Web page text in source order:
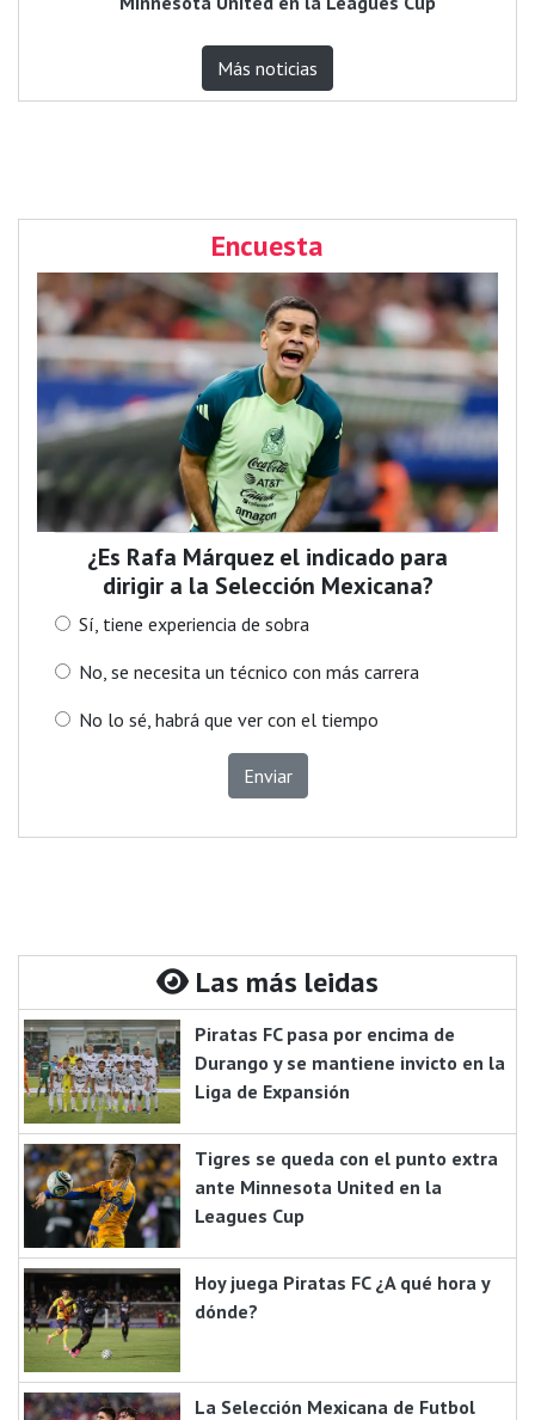
Más noticias
Encuesta
¿Es Rafa Márquez el indicado para
dirigir a la Selección Mexicana?
Sí, tiene experiencia de sobra
No, se necesita un técnico con más carrera
No lo sé, habrá que ver con el tiempo
Enviar
Las más leidas
Piratas FC pasa por encima de
Durango y se mantiene invicto en la
Liga de Expansión
Tigres se queda con el punto extra
ante Minnesota United en la
Leagues Cup
Hoy juega Piratas FC ¿A qué hora y
dónde?
La Selección Mexicana de Futbol